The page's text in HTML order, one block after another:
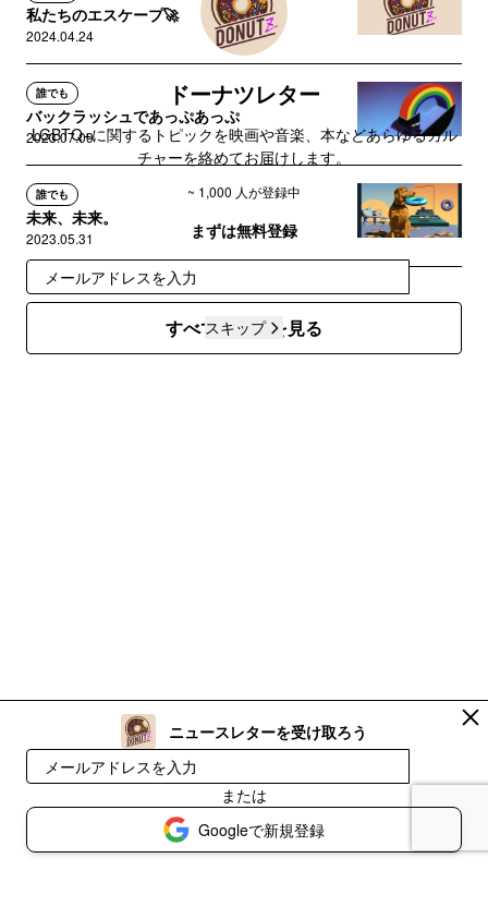
ニュースレターを受け取ろう
または
Googleで新規登録
私たちのエスケープ🚀
2024.04.24
誰でも
バックラッシュであっぷあっぷ
2023.07.09
誰でも
未来、未来。
2023.05.31
すべての記事を見る
ドーナツレター
LGBTQ+に関するトピックを映画や音楽、本などあらゆるカル
チャーを絡めてお届けします。
~ 1,000 人が登録中
まずは無料登録
スキップ